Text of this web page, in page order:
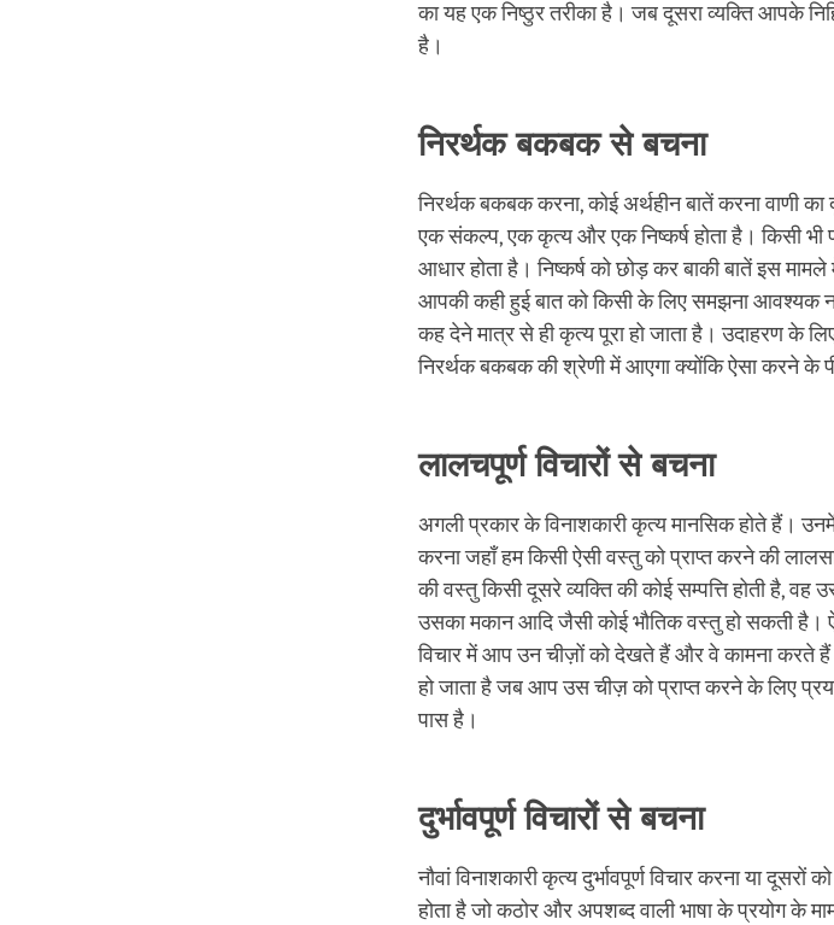
का यह एक निष्ठुर तरीका है। जब दूसरा व्यक्ति आपके
है।
निरर्थक बकबक से बचना
निरर्थक बकबक करना, कोई अर्थहीन बातें करना वाणी
एक संकल्प, एक कृत्य और एक निष्कर्ष होता है। किसी भी
आधार होता है। निष्कर्ष को छोड़ कर बाकी बातें इस
आपकी कही हुई बात को किसी के लिए समझना आवश्यक
कह देने मात्र से ही कृत्य पूरा हो जाता है। उदाहरण के
निरर्थक बकबक की श्रेणी में आएगा क्योंकि ऐसा करने के
लालचपूर्ण विचारों से बचना
अगली प्रकार के विनाशकारी कृत्य मानसिक होते हैं।
करना जहाँ हम किसी ऐसी वस्तु को प्राप्त करने की
की वस्तु किसी दूसरे व्यक्ति की कोई सम्पत्ति होती है, वह
उसका मकान आदि जैसी कोई भौतिक वस्तु हो सकती है।
विचार में आप उन चीज़ों को देखते हैं और वे कामना करते
हो जाता है जब आप उस चीज़ को प्राप्त करने के लिए
पास है।
दुर्भावपूर्ण विचारों से बचना
नौवां विनाशकारी कृत्य दुर्भावपूर्ण विचार करना या
होता है जो कठोर और अपशब्द वाली भाषा के प्रयोग के